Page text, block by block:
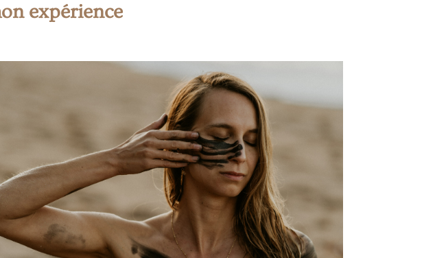
expérience